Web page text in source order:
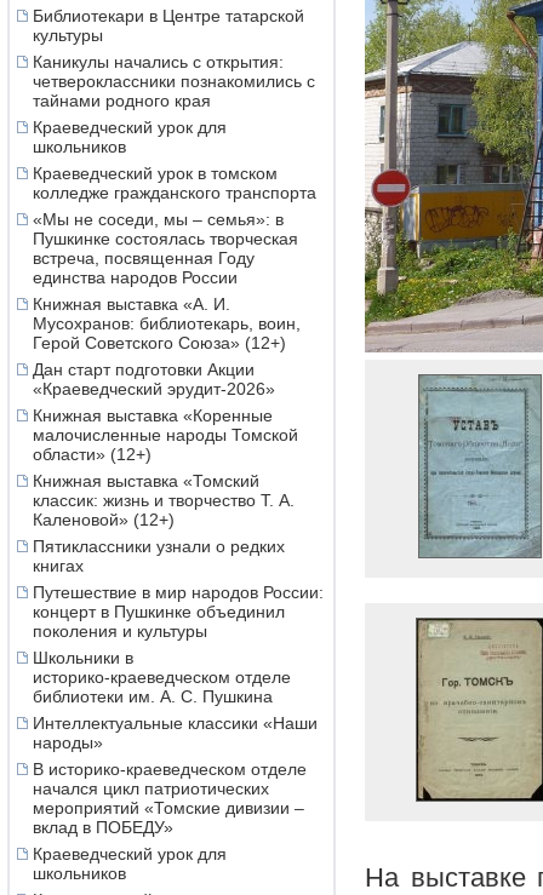
Библиотекари в Центре татарской
культуры
Каникулы начались с открытия:
четвероклассники познакомились с
тайнами родного края
Краеведческий урок для
школьников
Краеведческий урок в томском
колледже гражданского транспорта
«Мы не соседи, мы – семья»: в
Пушкинке состоялась творческая
встреча, посвященная Году
единства народов России
Книжная выставка «А. И.
Мусохранов: библиотекарь, воин,
Герой Советского Союза» (12+)
Дан старт подготовки Акции
«Краеведческий эрудит-2026»
Книжная выставка «Коренные
малочисленные народы Томской
области» (12+)
Книжная выставка «Томский
классик: жизнь и творчество Т. А.
Каленовой» (12+)
Пятиклассники узнали о редких
книгах
Путешествие в мир народов России:
концерт в Пушкинке объединил
поколения и культуры
Школьники в
историко‑краеведческом отделе
библиотеки им. А. С. Пушкина
Интеллектуальные классики «Наши
народы»
В историко-краеведческом отделе
начался цикл патриотических
мероприятий «Томские дивизии –
вклад в ПОБЕДУ»
Краеведческий урок для
школьников
На выставке